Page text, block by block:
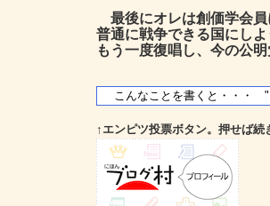
最後にオレは創価学会員
普通に戦争できる国にし
もう一度復唱し、今の公
↑エンピツ投票ボタン。押せば